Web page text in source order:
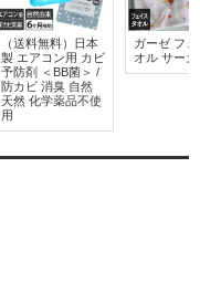
（送料無料）日本
製 エアコン用 カビ
予防剤 ＜BB菌＞ /
防カビ 消臭 自然
天然 化学薬品不使
用
ガーゼ フ
オル サー